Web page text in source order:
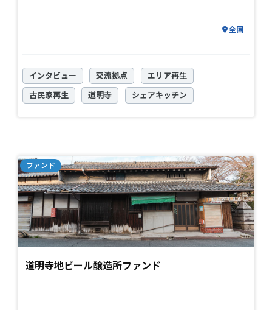
全国
インタビュー 交流拠点 エリア再生
古民家再生 道明寺 シェアキッチン
道明寺地ビール醸造所ファンド